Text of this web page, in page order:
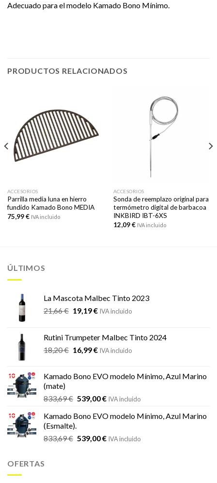
Adecuado para el modelo Kamado Bono Mínimo.
PRODUCTOS RELACIONADOS
ACCESORIOS
Parrilla media luna en hierro
fundido Kamado Bono MEDIA
75,99€ IVA incluido
ACCESORIOS
Sonda de reemplazo original para
termómetro digital de barbacoa
INKBIRD IBT-6XS
12,09€ IVA incluido
ÚLTIMOS
La Mascota Malbec Tinto 2023
21,66€ El
era:
21,66 €.
19,19€El
es:
19,19 €.
IVA incluido
Rutini Trumpeter Malbec Tinto 2024
18,20€ El
era:
16,99€El
es:
IVA incluido
Kamado Bono EVO modelo Mínimo, Azul Marino
(mate)
833,69€ El
original
era:
833,69 €.
539,00€El
actual
539,00 €.
IVA incluido
Kamado Bono EVO modelo Mínimo, Azul Marino
(Esmalte).
833,69€ El
539,00€ElIVA incluido
OFERTAS